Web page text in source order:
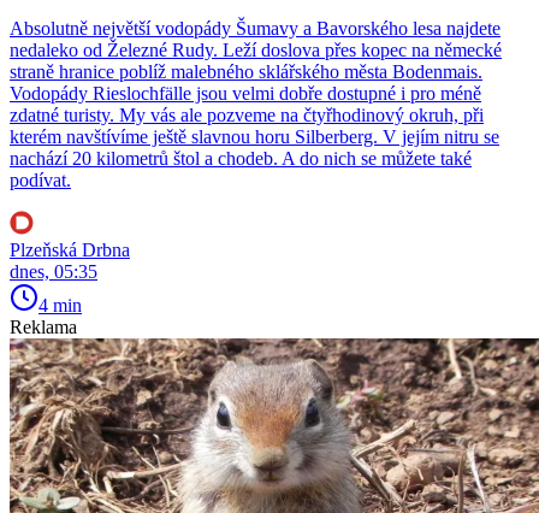
Absolutně největší vodopády Šumavy a Bavorského lesa najdete
nedaleko od Železné Rudy. Leží doslova přes kopec na německé
straně hranice poblíž malebného sklářského města Bodenmais.
Vodopády Rieslochfälle jsou velmi dobře dostupné i pro méně
zdatné turisty. My vás ale pozveme na čtyřhodinový okruh, při
kterém navštívíme ještě slavnou horu Silberberg. V jejím nitru se
nachází 20 kilometrů štol a chodeb. A do nich se můžete také
podívat.
Plzeňská Drbna
dnes, 05:35
4 min
Reklama